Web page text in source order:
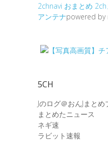
2chnavi おまとめ
アンテナpowered by
5CH
Jのログ＠おんJまとめ
まとめたニュース
ネギ速
ラビット速報